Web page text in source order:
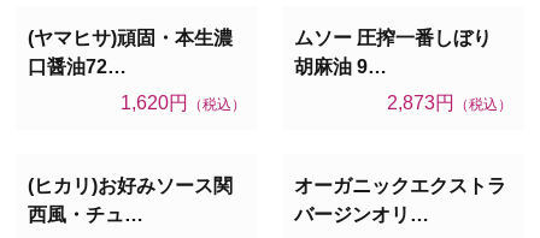
(ヤマヒサ)頑固・本生濃
口醤油72…
1,620円
（税込）
ムソー 圧搾一番しぼり
胡麻油 9…
2,873円
（税込）
(ヒカリ)お好みソース関
西風・チュ…
オーガニックエクストラ
バージンオリ…